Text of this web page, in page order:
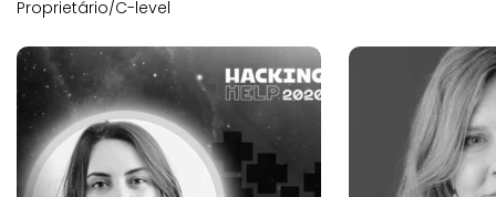
Proprietário/C-level